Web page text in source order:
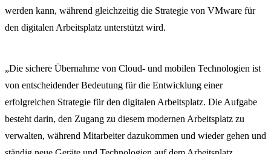
werden kann, während gleichzeitig die Strategie von VMware für
den digitalen Arbeitsplatz unterstützt wird.
„Die sichere Übernahme von Cloud- und mobilen Technologien ist
von entscheidender Bedeutung für die Entwicklung einer
erfolgreichen Strategie für den digitalen Arbeitsplatz. Die Aufgabe
besteht darin, den Zugang zu diesem modernen Arbeitsplatz zu
verwalten, während Mitarbeiter dazukommen und wieder gehen und